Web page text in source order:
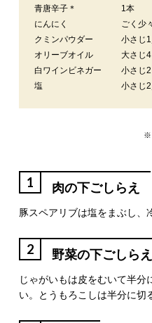
青唐辛子＊
1本
にんにく
ごく少
クミンパウダー
小さじ
オリーブオイル
大さじ4
白ワインビネガー
小さじ2
塩
小さじ
※
1 肉の下ごしらえ
豚スペアリブは塩をまぶし、
2 野菜の下ごしらえ
じゃがいもは皮をむいて半分
い。とうもろこしは半分に切